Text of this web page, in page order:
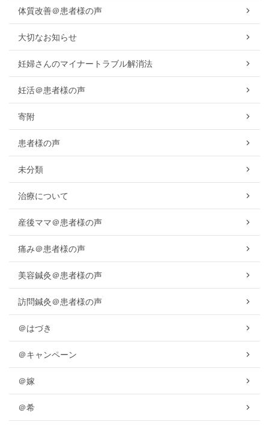
体質改善＠患者様の声
大切なお知らせ
妊婦さんのマイナートラブル解消法
妊活＠患者様の声
寄附
患者様の声
未分類
治療について
産後ママ＠患者様の声
痛み＠患者様の声
美容鍼灸＠患者様の声
訪問鍼灸＠患者様の声
＠はづき
＠キャンペーン
＠嫁
＠希